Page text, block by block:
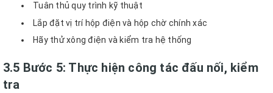
Tuân thủ quy trình kỹ thuật
Lắp đặt vị trí hộp điện và hộp chờ chính xác
Hãy thử xông điện và kiểm tra hệ thống
3.5 Bước 5: Thực hiện công tác đấu nối, kiểm
tra